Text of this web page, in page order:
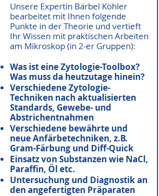
Unsere Expertin Bärbel Köhler
bearbeitet mit Ihnen folgende
Punkte in der Theorie und vertieft
Ihr Wissen mit praktischen Arbeiten
am Mikroskop (in 2-er Gruppen):
Was ist eine Zytologie-Toolbox?
Was muss da heutzutage hinein?
Verschiedene Zytologie-
Techniken nach aktualisierten
Standards, Gewebe- und
Abstrichentnahmen
Verschiedene bewährte und
neue Anfärbetechniken, z.B.
Gram-Färbung und Diff-Quick
Einsatz von Substanzen wie NaCl,
Paraffin, Öl etc.
Untersuchung und Diagnostik an
den angefertigten Präparaten